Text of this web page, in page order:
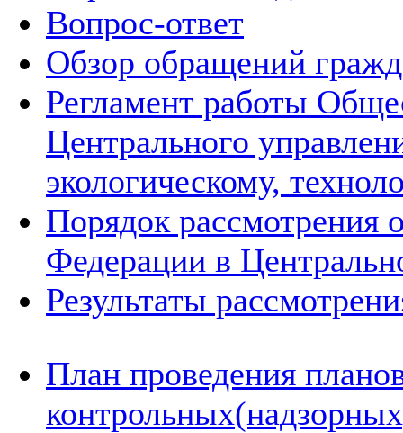
Вопрос-ответ
Обзор обращений
Регламент работы
Центрального
экологическому,
Порядок рассмотрения
Федерации в
Результаты
План проведения